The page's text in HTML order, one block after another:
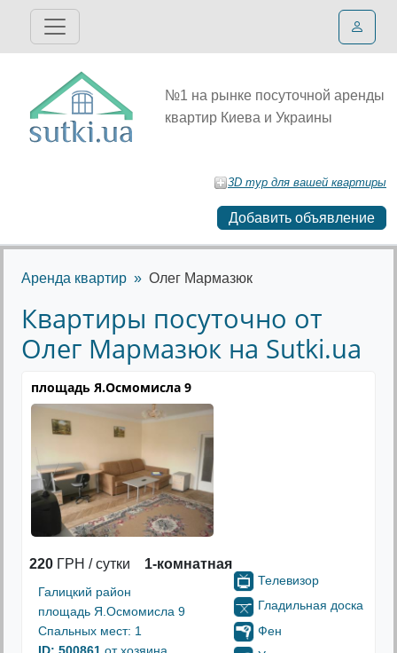
№1 на рынке посуточной аренды
квартир Киева и Украины
3D тур для вашей квартиры
Добавить объявление
Аренда квартир Олег Мармазюк
Квартиры посуточно от
Олег Мармазюк на Sutki.ua
площадь Я.Осмомисла 9
220 ГРН / сутки 1-комнатная
Галицкий район
площадь Я.Осмомисла 9
Спальных мест: 1
Телевизор
Гладильная доска
Фен